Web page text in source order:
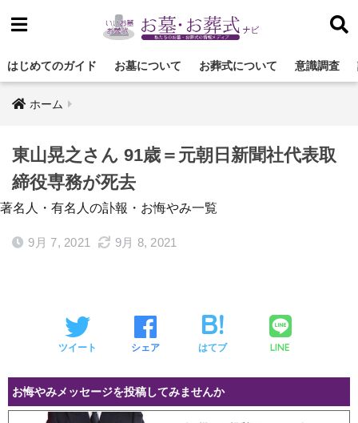
はじめてのガイド お墓について お葬式について 意識調査
ホーム
東山晃之さん 91歳＝元朝日新聞社代表取
締役専務が死去
著名人・有名人の訃報・お悔やみ一覧
9月 7, 2021 9月 8, 2021
ツイート シェア はてブ LINE
お悔やみメッセージを投稿してみませんか